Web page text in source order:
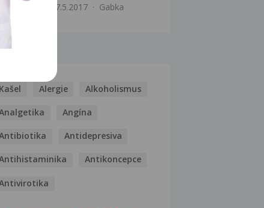
7.5.2017 Gabka
Kašel Alergie Alkoholismus
Angína
Antidepresiva
Antikoncepce